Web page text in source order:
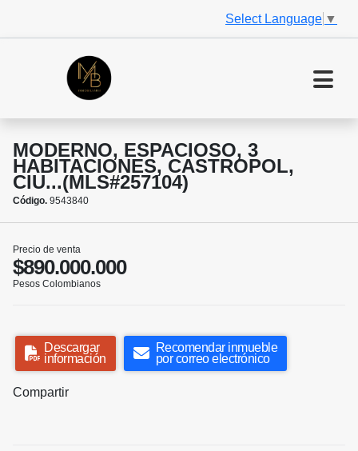
Select Language ▼
MODERNO, ESPACIOSO, 3
HABITACIONES, CASTROPOL,
CIU...(MLS#257104)
Código. 9543840
Precio de venta
$890.000.000
Pesos Colombianos
Descargar
información
Recomendar inmueble
por correo electrónico
Compartir